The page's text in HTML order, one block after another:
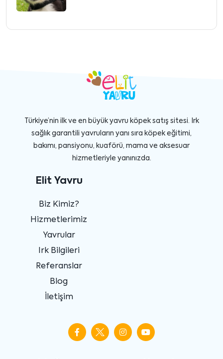
Türkiye’nin ilk ve en büyük yavru köpek satış sitesi. Irk
sağlık garantili yavruların yanı sıra köpek eğitimi,
bakımı, pansiyonu, kuaförü, mama ve aksesuar
hizmetleriyle yanınızda.
Elit Yavru
Biz Kimiz?
Hizmetlerimiz
Yavrular
Irk Bilgileri
Referanslar
Blog
İletişim